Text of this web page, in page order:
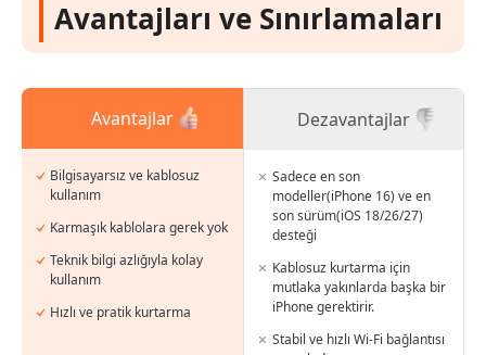
Avantajları ve Sınırlamaları
Avantajlar
Bilgisayarsız ve kablosuz
kullanım
Karmaşık kablolara gerek yok
Teknik bilgi azlığıyla kolay
kullanım
Hızlı ve pratik kurtarma
Dezavantajlar
Sadece en son
modeller(iPhone 16) ve en
son sürüm(iOS 18/26/27)
desteği
Kablosuz kurtarma için
mutlaka yakınlarda başka bir
iPhone gerektirir.
Stabil ve hızlı Wi-Fi bağlantısı